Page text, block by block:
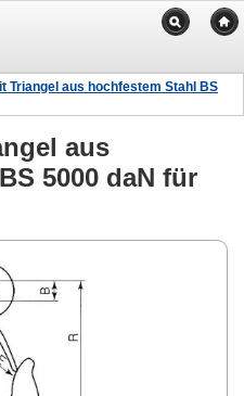
Triangel aus hochfestem Stahl BS
aus
5000 daN für